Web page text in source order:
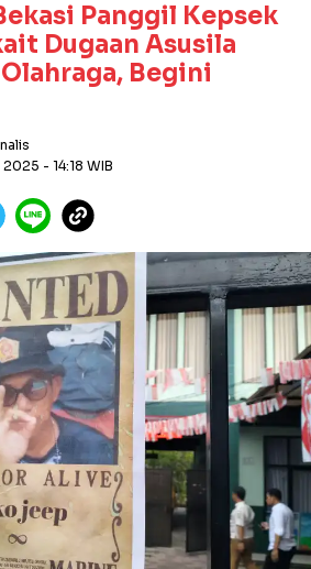
Panggil Kepsek
Dugaan Asusila
Begini
2025 - 14:18 WIB